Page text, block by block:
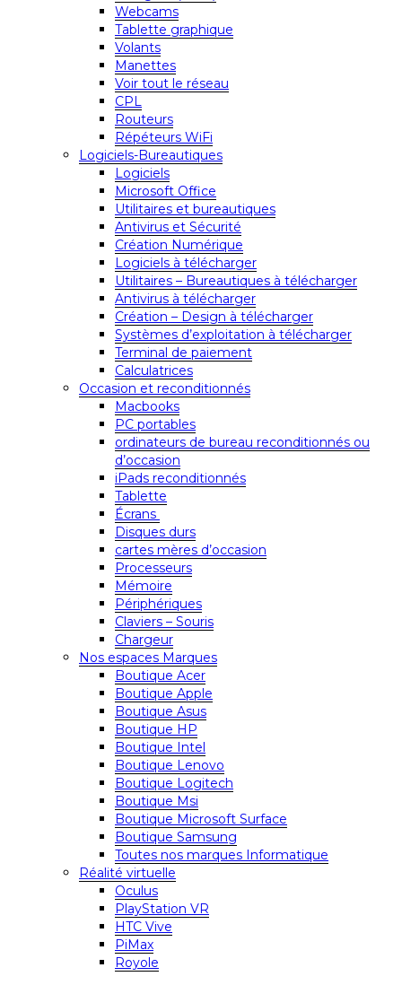
Webcams
Tablette graphique
Volants
Manettes
Voir tout le réseau
CPL
Routeurs
Répéteurs WiFi
Logiciels-Bureautiques
Logiciels
Microsoft Office
Utilitaires et bureautiques
Antivirus et Sécurité
Création Numérique
Logiciels à télécharger
Utilitaires – Bureautiques à télécharger
Antivirus à télécharger
Création – Design à télécharger
Systèmes d’exploitation à télécharger
Terminal de paiement
Calculatrices
Occasion et reconditionnés
Macbooks
PC portables
ordinateurs de bureau reconditionnés ou
d’occasion
iPads reconditionnés
Tablette
Écrans
Disques durs
cartes mères d’occasion
Processeurs
Mémoire
Périphériques
Claviers – Souris
Chargeur
Nos espaces Marques
Boutique Acer
Boutique Apple
Boutique Asus
Boutique HP
Boutique Intel
Boutique Lenovo
Boutique Logitech
Boutique Msi
Boutique Microsoft Surface
Boutique Samsung
Toutes nos marques Informatique
Réalité virtuelle
Oculus
PlayStation VR
HTC Vive
PiMax
Royole